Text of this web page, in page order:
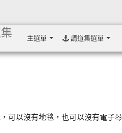
主選單 講道集選單
可以沒有地毯，也可以沒有電